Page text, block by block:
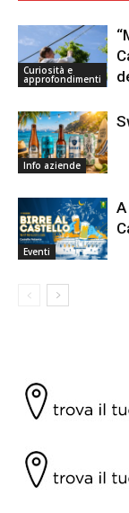
Curiosità e
approfondimenti
Info aziende
Eventi